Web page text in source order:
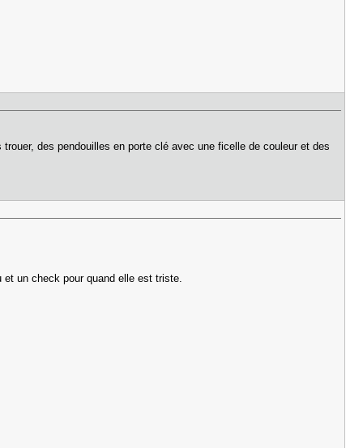
des pendouilles en porte clé avec une ficelle de couleur et des
un check pour quand elle est triste.